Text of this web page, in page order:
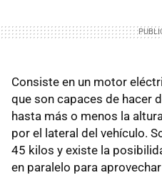
Consiste en un motor
que son capaces de hacer
hasta más o menos la
por el lateral del vehículo.
45 kilos y existe la
en paralelo para